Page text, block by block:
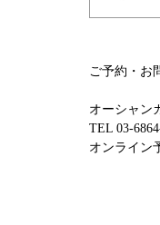
ご予約・お
オーシャン
TEL 03-
オンライン